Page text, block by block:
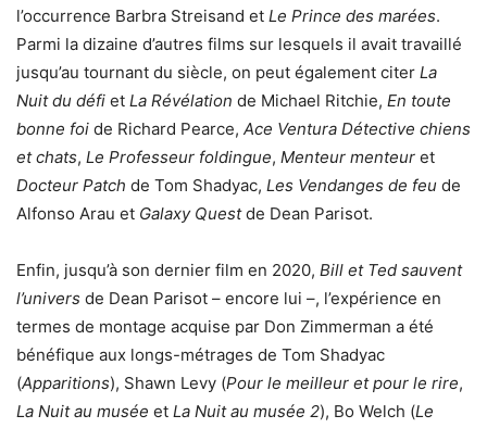
l’occurrence Barbra Streisand et Le Prince des marées.
Parmi la dizaine d’autres films sur lesquels il avait travaillé
jusqu’au tournant du siècle, on peut également citer La
Nuit du défi et La Révélation de Michael Ritchie, En toute
bonne foi de Richard Pearce, Ace Ventura Détective chiens
et chats, Le Professeur foldingue, Menteur menteur et
Docteur Patch de Tom Shadyac, Les Vendanges de feu de
Alfonso Arau et Galaxy Questde Dean Parisot.
Enfin, jusqu’à son dernier film en 2020, Bill et Ted sauvent
l’univers de Dean Parisot – encore lui –, l’expérience en
termes de montage acquise par Don Zimmerman a été
bénéfique aux longs-métrages de Tom Shadyac
(Apparitions), Shawn Levy (Pour le meilleur et pour le rire,
La Nuit au musée et La Nuit au musée 2), Bo Welch (Le